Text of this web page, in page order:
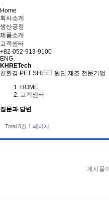
Home
회사소개
생산공정
제품소개
고객센터
+82-052-913-9100
ENG
KHRETech
친환경 PET SHEET 원단 제조 전문기업
HOME
고객센터
질문과 답변
Total 0건 1 페이지
게시물